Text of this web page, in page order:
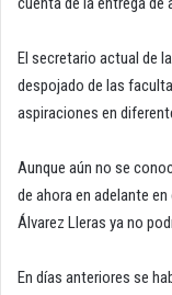
El secretario actual de
despojado de las
aspiraciones en
Aunque aún no se
de ahora en adelante
Álvarez Lleras ya no
En días anteriores se